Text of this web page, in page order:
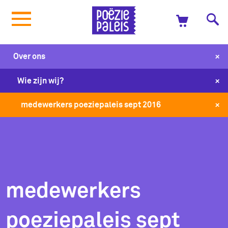
Over ons +
Wie zijn wij? +
medewerkers poeziepaleis sept 2016 +
medewerkers
poeziepaleis sept